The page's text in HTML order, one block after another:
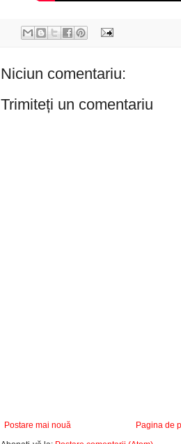
Niciun comentariu:
Trimiteți un comentariu
Postare mai nouă
Pagina de